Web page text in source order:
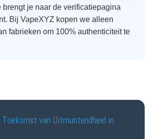
brengt je naar de verificatiepagina
Bij VapeXYZ kopen we alleen
fabrieken om 100% authenticiteit te
Toekomst van Uitmuntendheid in